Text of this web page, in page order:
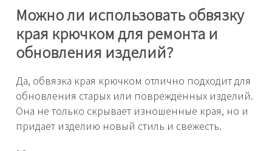
Можно ли использовать обвязку
края крючком для ремонта и
обновления изделий?
Да, обвязка края крючком отлично подходит для
обновления старых или повреждённых изделий.
Она не только скрывает изношенные края, но и
придаёт изделию новый стиль и свежесть.